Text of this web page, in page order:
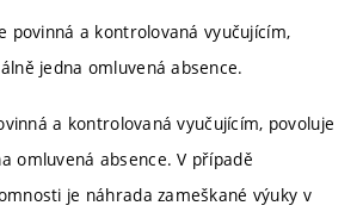
povinná a kontrolovaná vyučujícím,
jedna omluvená absence.
a kontrolovaná vyučujícím, povoluje
omluvená absence. V případě
je náhrada zameškané výuky v